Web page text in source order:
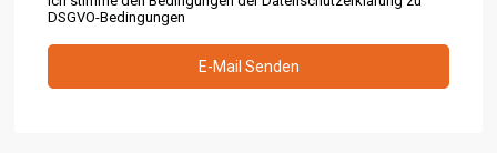
DSGVO-Bedingungen